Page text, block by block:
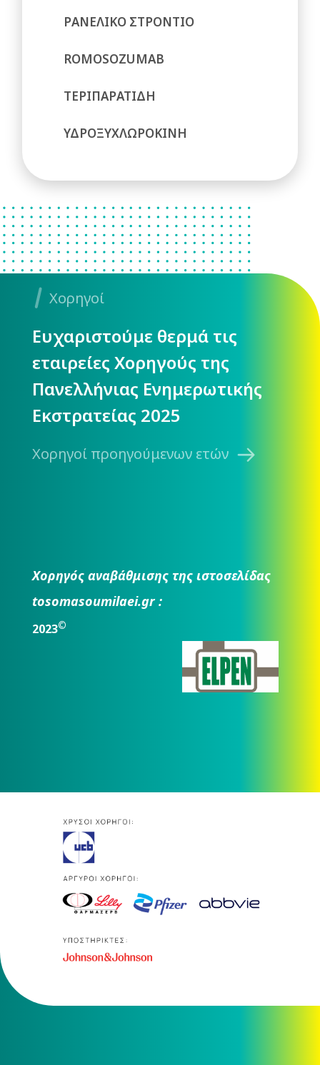
ΡΑΝΕΛΙΚΟ ΣΤΡΟΝΤΙΟ
ROMOSOZUMAB
ΤΕΡΙΠΑΡΑΤΙΔΗ
ΥΔΡΟΞΥΧΛΩΡΟΚΙΝΗ
Χορηγοί
Ευχαριστούμε θερμά τις
εταιρείες Χορηγούς της
Πανελλήνιας Ενημερωτικής
Εκστρατείας 2025
Χορηγοί προηγούμενων ετών
Χορηγός αναβάθμισης της ιστοσελίδας
tosomasoumilaei.gr :
2023©